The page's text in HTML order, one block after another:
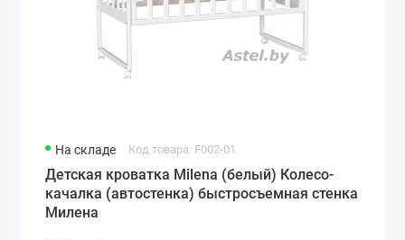
На складе Код товара: F002-01
Детская кроватка Milena (белый) Колесо-
качалка (автостенка) быстросъемная стенка
Милена